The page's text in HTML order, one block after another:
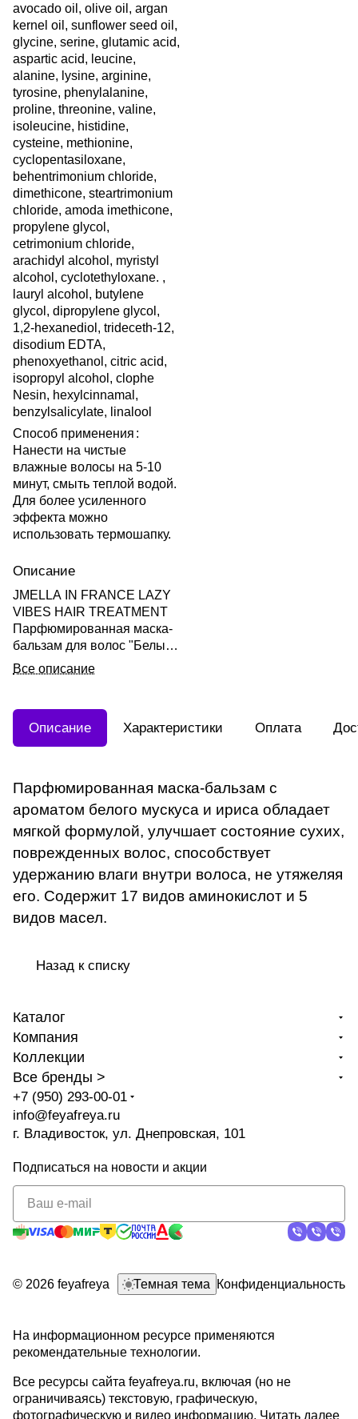
avocado oil, olive oil, argan
kernel oil, sunflower seed oil,
glycine, serine, glutamic acid,
aspartic acid, leucine,
alanine, lysine, arginine,
tyrosine, phenylalanine,
proline, threonine, valine,
isoleucine, histidine,
cysteine, methionine,
cyclopentasiloxane,
behentrimonium chloride,
dimethicone, steartrimonium
chloride, amoda imethicone,
propylene glycol,
cetrimonium chloride,
arachidyl alcohol, myristyl
alcohol, cyclotethyloxane. ,
lauryl alcohol, butylene
glycol, dipropylene glycol,
1,2-hexanediol, trideceth-12,
disodium EDTA,
phenoxyethanol, citric acid,
isopropyl alcohol, clophe
Nesin, hexylcinnamal,
benzylsalicylate, linalool
Способ применения :
Нанести на чистые
влажные волосы на 5-10
минут, смыть теплой водой.
Для более усиленного
эффекта можно
использовать термошапку.
Описание
JMELLA IN FRANCE LAZY
VIBES HAIR TREATMENT
Парфюмированная маска-
бальзам для волос "Белый
мускус и ирис" 500мл
Все описание
Описание Характеристики Оплата
Парфюмированная маска-бальзам с
ароматом белого мускуса и ириса обладает
мягкой формулой, улучшает состояние сухих,
поврежденных волос, способствует
удержанию влаги внутри волоса, не утяжеляя
его. Содержит 17 видов аминокислот и 5
видов масел.
Назад к списку
Каталог
Компания
Коллекции
Все бренды >
+7 (950) 293-00-01
info@feyafreya.ru
г. Владивосток, ул. Днепровская, 101
Подписаться на новости и акции
© 2026 feyafreya Темная тема Конфиденциальность
На информационном ресурсе применяются
рекомендательные технологии.
Все ресурсы сайта feyafreya.ru, включая (но не
ограничиваясь) текстовую, графическую,
фотографическую и видео информацию, Читать далее